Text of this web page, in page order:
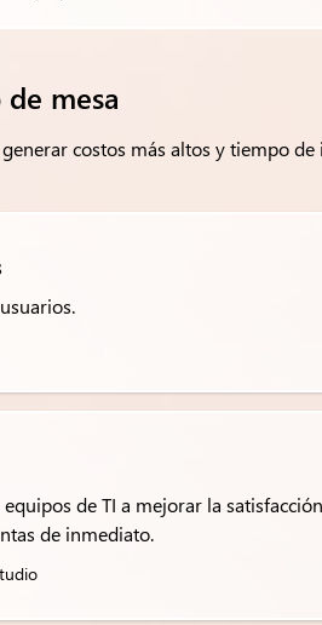
mesa
costos más altos y tiempo
de TI a mejorar la
de inmediato.